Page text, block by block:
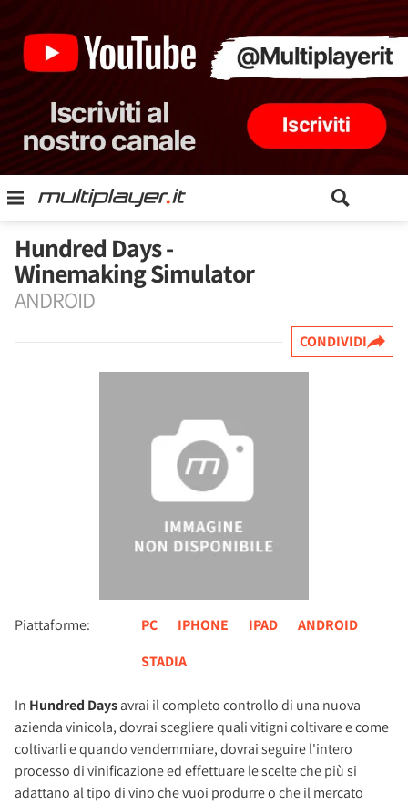
Hundred Days -
Winemaking Simulator
ANDROID
CONDIVIDI
Piattaforme: PC IPHONE IPAD
ANDROID
STADIA
In Hundred Daysavrai il completo controllo di una nuova
azienda vinicola, dovrai scegliere quali vitigni coltivare e come
coltivarli e quando vendemmiare, dovrai seguire l'intero
processo di vinificazione ed effettuare le scelte che più si
adattano al tipo di vino che vuoi produrre o che il mercato